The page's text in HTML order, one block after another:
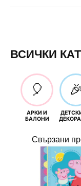
ВСИЧКИ
🎈
АРКИ И
БАЛОНИ
🎉
Свързани